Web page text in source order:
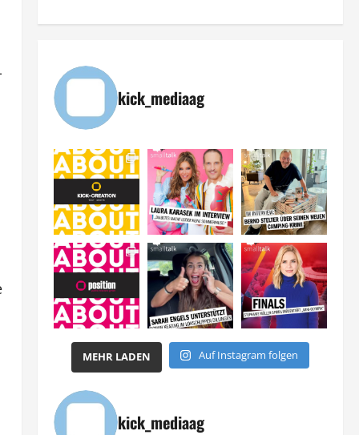
kick_mediaag
MEHR LADEN Auf Instagram folgen
kick_mediaag